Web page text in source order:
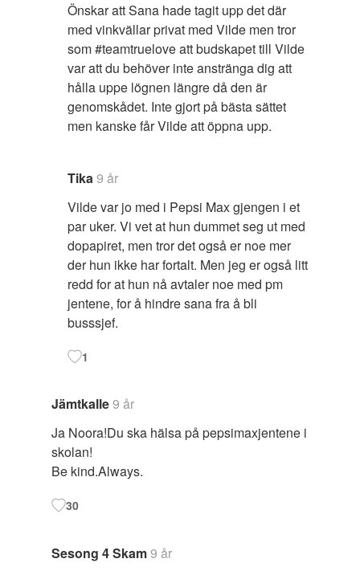
Önskar att Sana hade tagit upp det där
med vinkvällar privat med Vilde men tror
som #teamtruelove att budskapet till Vilde
var att du behöver inte anstränga dig att
hålla uppe lögnen längre då den är
genomskådet. Inte gjort på bästa sättet
men kanske får Vilde att öppna upp.
Tika9 år
Vilde var jo med i Pepsi Max gjengen i et
par uker. Vi vet at hun dummet seg ut med
dopapiret, men tror det også er noe mer
der hun ikke har fortalt. Men jeg er også litt
redd for at hun nå avtaler noe med pm
jentene, for å hindre sana fra å bli
busssjef.
1
Jämtkalle9 år
Ja Noora!Du ska hälsa på pepsimaxjentene i
skolan!
Be kind.Always.
30
Sesong 4 Skam9 år